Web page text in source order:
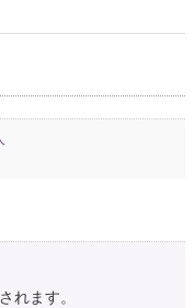
れます。